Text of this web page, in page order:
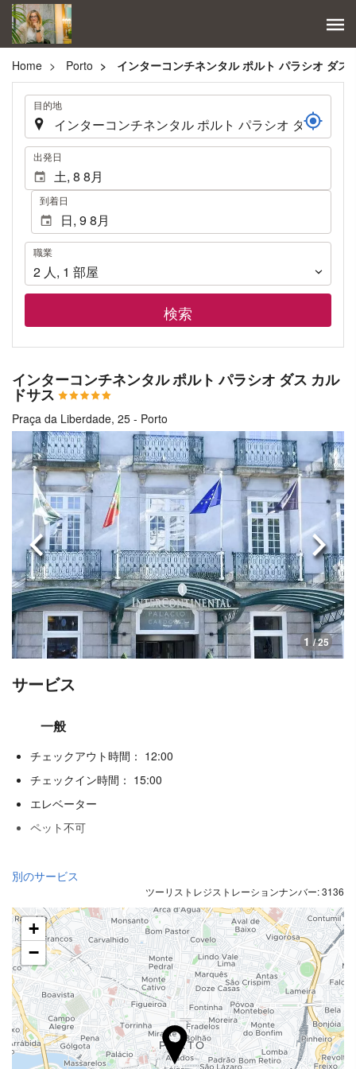
Home Porto インターコンチネンタル ポルト パラシオ ダス
. 目的地
. 出発日
到着日
職
業
職業
2 人, 1 部屋
検索
インターコンチネンタル ポルト パラシオ ダス カル
ドサス
Praça da Liberdade, 25 - Porto
1 / 25
前へ 次へ
サービス
一般
チェックアウト時間： 12:00
チェックイン時間： 15:00
エレベーター
ペット不可
飲食
バー
施設内のカフェ
レセプションサービス
24時間対応フロント
荷物預かり
別のサービス
ツーリストレジストレーションナンバー: 3136
+
−